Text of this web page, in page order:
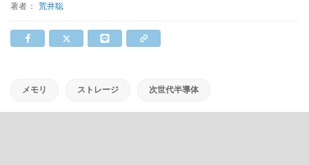
著者： 荒井聡
メモリ ストレージ 次世代半導体